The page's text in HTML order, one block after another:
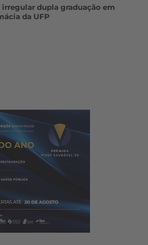
irregular dupla graduação em
da UFP